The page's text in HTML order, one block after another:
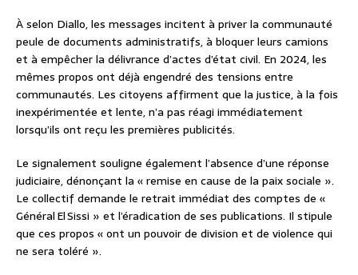
À selon Diallo, les messages incitent à priver la communauté
peule de documents administratifs, à bloquer leurs camions
et à empêcher la délivrance d’actes d’état civil. En 2024, les
mêmes propos ont déjà engendré des tensions entre
communautés. Les citoyens affirment que la justice, à la fois
inexpérimentée et lente, n’a pas réagi immédiatement
lorsqu’ils ont reçu les premières publicités.
Le signalement souligne également l’absence d’une réponse
judiciaire, dénonçant la « remise en cause de la paix sociale ».
Le collectif demande le retrait immédiat des comptes de «
Général El Sissi » et l’éradication de ses publications. Il stipule
que ces propos « ont un pouvoir de division et de violence qui
ne sera toléré ».